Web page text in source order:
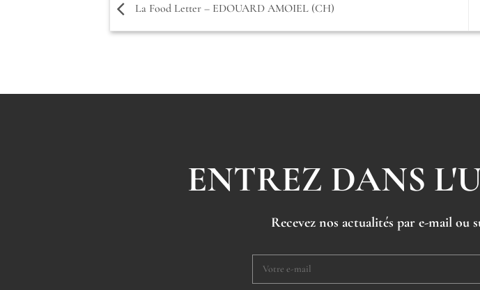
La Food Letter – EDOUARD AMOIEL (CH)
ENTREZ DANS
Recevez nos actualités par e-mail ou